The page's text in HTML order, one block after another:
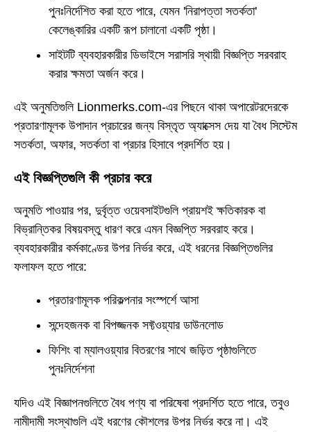
পুনঃনির্দেশিত করা হতে পারে, যেমন 'নিরাপত্তা সতর্কতা'
কেলেঙ্কারির একটি রূপ চালানো একটি পৃষ্ঠা।
সাইটটি ব্যবহারকারীর ডিভাইসে সরাসরি স্থায়ী বিজ্ঞপ্তি সরবরাহ
করার ক্ষমতা অর্জন করে।
এই অনুমতিগুলি Lionmerks.com-এর পিছনে থাকা অপারেটরদেরকে
প্রতারণামূলক উপাদান প্রচারের জন্য বিস্তৃত অ্যাক্সেস দেয় যা বৈধ সিস্টেম
সতর্কতা, অফার, সতর্কতা বা প্রচার হিসাবে প্রদর্শিত হয়।
এই বিজ্ঞপ্তিগুলি কী প্রচার করে
অনুমতি পাওয়ার পর, দুর্বৃত্ত ওয়েবসাইটগুলি প্রায়শই ক্ষতিকারক বা
বিভ্রান্তিকর বিষয়বস্তু ধারণ করে এমন বিজ্ঞপ্তি সরবরাহ করে।
ব্যবহারকারীর কর্মকাণ্ডের উপর নির্ভর করে, এই ধরনের বিজ্ঞপ্তিগুলির
ফলাফল হতে পারে:
প্রতারণামূলক পরিকল্পনার সংস্পর্শে আসা
সন্দেহজনক বা বিপজ্জনক সফ্টওয়্যার ডাউনলোড
ফিশিং বা ম্যালওয়্যার বিতরণের সাথে জড়িত পৃষ্ঠাগুলিতে
পুনঃনির্দেশনা
যদিও এই বিজ্ঞাপনগুলিতে বৈধ পণ্য বা পরিষেবা প্রদর্শিত হতে পারে, তবুও
নামীদামী সংস্থাগুলি এই ধরণের কৌশলের উপর নির্ভর করে না। এই